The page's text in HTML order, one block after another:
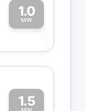
1.0
MW1
1.5